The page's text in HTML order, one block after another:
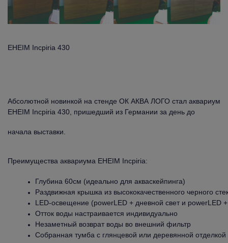
EHEIM Incpiria 430
Абсолютной новинкой на стенде ОК АКВА ЛОГО стал аквариум
EHEIM Incpiria 430, пришедший из Германии за день до
начала выставки.
Преимущества аквариума EHEIM Incpiria:
Глубина 60см (идеально для акваскейпинга)
Раздвижная крышка из высококачественного черного
LED-освещение (powerLED + дневной свет и powerLED
Отток воды настраивается индивидуально
Незаметный возврат воды во внешний фильтр
Собранная тумба с глянцевой или деревянной отделкой